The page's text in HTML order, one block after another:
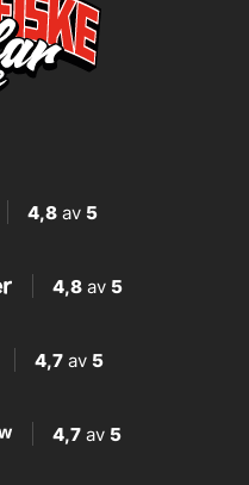
4,8av 5
4,8 av 5
4,7 av 5
4,7 av 5